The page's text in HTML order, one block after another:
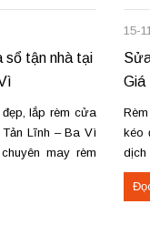
sổ tận nhà tại
lắp rèm cửa
Lĩnh – Ba Vì
may rèm
mẫu, đúng
hoàn thiện thi
15-
Giá
kéo
rèm